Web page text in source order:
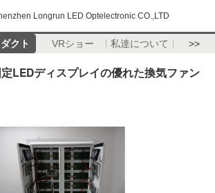
Longrun LED Optelectronic CO.,LTD
クト VRショー 私達について >>
LEDディスプレイの優れた換気ファン